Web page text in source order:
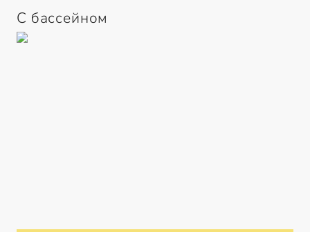
С бассейном